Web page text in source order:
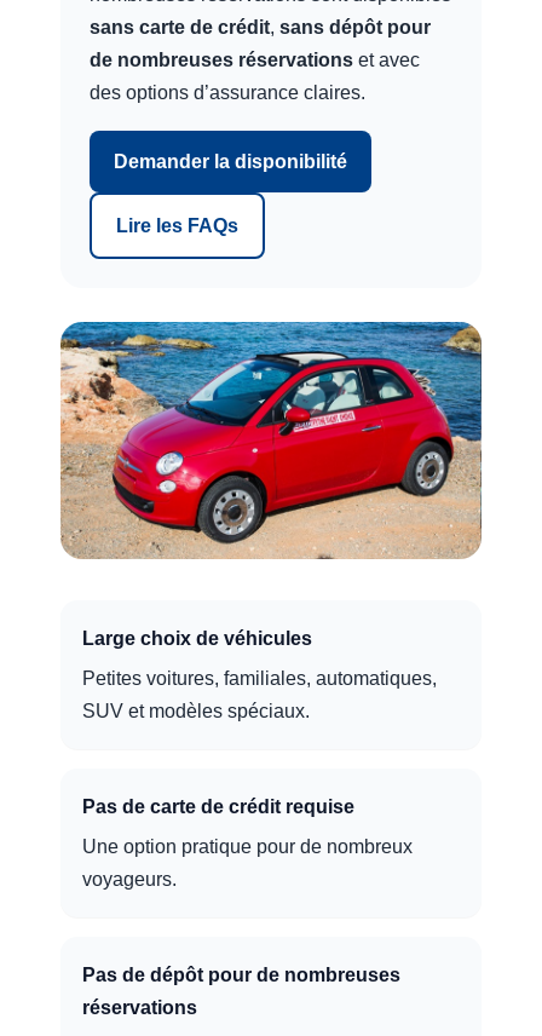
sans carte de crédit, sans dépôt pour
de nombreuses réservations et avec
des options d’assurance claires.
Demander la disponibilité
Lire les FAQs
Large choix de véhicules
Petites voitures, familiales, automatiques,
SUV et modèles spéciaux.
Pas de carte de crédit requise
Une option pratique pour de nombreux
voyageurs.
Pas de dépôt pour de nombreuses
réservations